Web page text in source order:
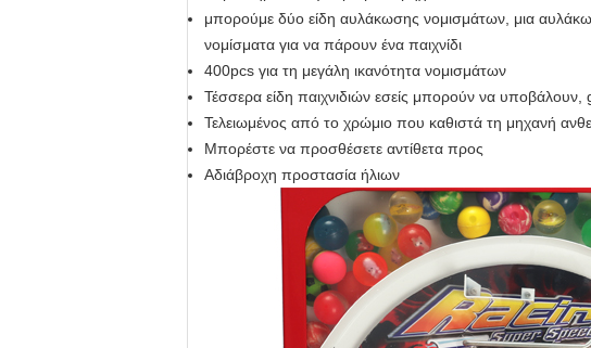
μπορούμε δύο είδη αυλάκωσης νομισμάτων, μια
νομίσματα για να πάρουν ένα παιχνίδι
400pcs για τη μεγάλη ικανότητα νομισμάτων
Τέσσερα είδη παιχνιδιών εσείς μπορούν να
Τελειωμένος από το χρώμιο που καθιστά τη μηχανή
Μπορέστε να προσθέσετε αντίθετα προς
Αδιάβροχη προστασία ήλιων